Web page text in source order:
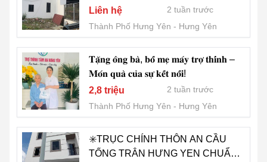
SẴN SÀNG XÂY DỰNG – TIỀM
NĂNG TĂNG GIÁ 🔥--- CHỈ 2,8 TỶ
Liên hệ
2 tuần trước
Thành Phố Hưng Yên
Hưng Yên
𝐓𝐚̣̆𝐧𝐠 𝐨̂𝐧𝐠 𝐛𝐚̀, 𝐛𝐨̂́ 𝐦𝐞̣ 𝐦𝐚́𝐲 𝐭𝐫𝐨̛̣ 𝐭𝐡𝐢́𝐧𝐡 –
𝐌𝐨́𝐧 𝐪𝐮𝐚̀ 𝐜𝐮̉𝐚 𝐬𝐮̛̣ 𝐤𝐞̂́𝐭 𝐧𝐨̂́𝐢!
2,8 triệu
2 tuần trước
Thành Phố Hưng Yên
Hưng Yên
✳️TRỤC CHÍNH THÔN AN CẦU
TỐNG TRÂN HƯNG YEN CHUẨN